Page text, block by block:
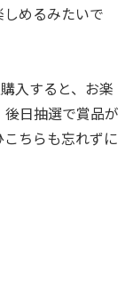
めるみたいで
入すると、お楽
日抽選で賞品が
ちらも忘れずに